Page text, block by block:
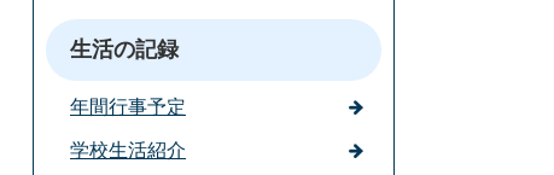
生活の記録
年間行事予定
学校生活紹介